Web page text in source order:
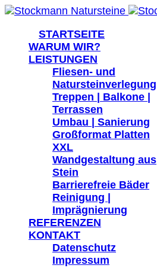
STARTSEITE
WARUM WIR?
LEISTUNGEN
Fliesen- und
Natursteinverlegung
Treppen | Balkone |
Terrassen
Umbau | Sanierung
Großformat Platten
XXL
Wandgestaltung aus
Stein
Barrierefreie Bäder
Reinigung |
Imprägnierung
REFERENZEN
KONTAKT
Datenschutz
Impressum